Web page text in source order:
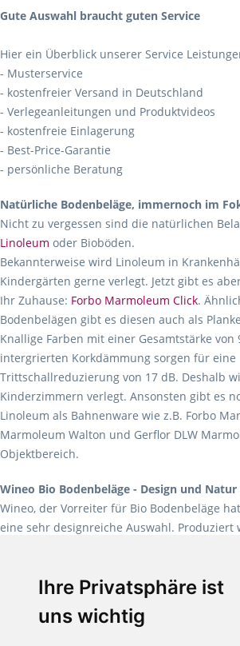
Ihre Privatsphäre ist
uns wichtig
Gute Auswahl braucht guten Service
Hier ein Überblick unserer Service
- Musterservice
- kostenfreier Versand in Deutschland
- Verlegeanleitungen und Produktvideos
- kostenfreie Einlagerung
- Best-Price-Garantie
- persönliche Beratung
Natürliche Bodenbeläge, immernoch im
Nicht zu vergessen sind die natürlichen
Linoleum oder Bioböden.
Bekannterweise wird Linoleum in
Kindergärten gerne verlegt. Jetzt gibt es
Ihr Zuhause: Forbo Marmoleum Click.
Bodenbelägen gibt es diesen auch als
Knallige Farben mit einer Gesamtstärke
intergrierten Korkdämmung sorgen für eine
Trittschallreduzierung von 17 dB. Deshalb
Kinderzimmern verlegt. Ansonsten gibt es
Linoleum als Bahnenware wie z.B. Forbo
Marmoleum Walton und Gerflor DLW
Objektbereich.
Wineo Bio Bodenbeläge - Design und
Wineo, der Vorreiter für Bio Bodenbeläge
eine sehr designreiche Auswahl. Produziert
Weichmacher und Lösungsmittel. Mit allen
Verlegearten ist er für jegliche
Empfehlung:Wineo 1000 Multi Layer XXL.
Teppiche für ein angenehmes Laufgefühl
machen es schon